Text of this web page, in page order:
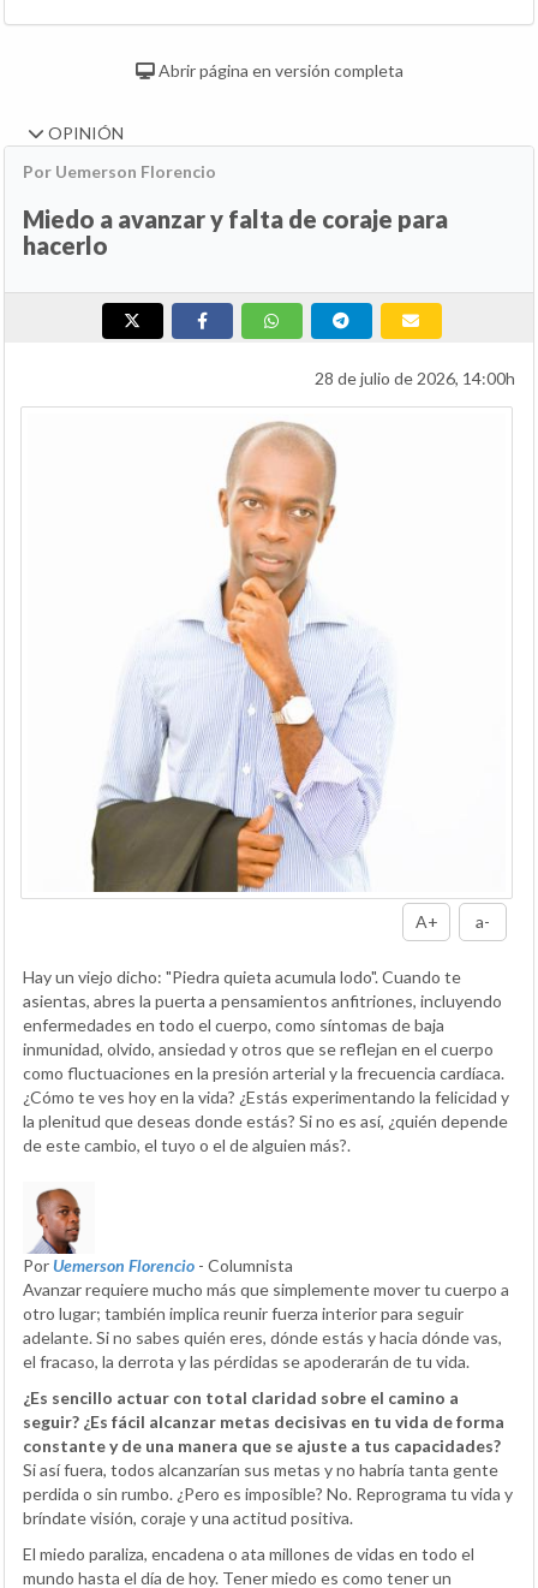
Abrir página en versión completa
OPINIÓN
Por Uemerson Florencio
Miedo a avanzar y falta de coraje para
hacerlo
28 de julio de 2026, 14:00h
A+ a-
Hay un viejo dicho: "Piedra quieta acumula lodo". Cuando te
asientas, abres la puerta a pensamientos anfitriones, incluyendo
enfermedades en todo el cuerpo, como síntomas de baja
inmunidad, olvido, ansiedad y otros que se reflejan en el cuerpo
como fluctuaciones en la presión arterial y la frecuencia cardíaca.
¿Cómo te ves hoy en la vida? ¿Estás experimentando la felicidad y
la plenitud que deseas donde estás? Si no es así, ¿quién depende
de este cambio, el tuyo o el de alguien más?.
PorUemerson Florencio - Columnista
Avanzar requiere mucho más que simplemente mover tu cuerpo a
otro lugar; también implica reunir fuerza interior para seguir
adelante. Si no sabes quién eres, dónde estás y hacia dónde vas,
el fracaso, la derrota y las pérdidas se apoderarán de tu vida.
¿Es sencillo actuar con total claridad sobre el camino a
seguir? ¿Es fácil alcanzar metas decisivas en tu vida de forma
constante y de una manera que se ajuste a tus capacidades?
Si así fuera, todos alcanzarían sus metas y no habría tanta gente
perdida o sin rumbo. ¿Pero es imposible? No. Reprograma tu vida y
bríndate visión, coraje y una actitud positiva.
El miedo paraliza, encadena o ata millones de vidas en todo el
mundo hasta el día de hoy. Tener miedo es como tener un